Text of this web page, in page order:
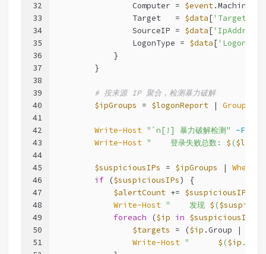
32
33
34
35
36
37
38
39
40
41
42
43
44
45
46
47
48
49
50
51
                Computer =
$event
                Target   =
$data[
                SourceIP =
$data['IpAddress'
                LogonType =
$data[
            }
        }
# 按来源 IP 聚合，检测暴力破解
$ipGroups = $logonReport | Group-
Write-Host "`n[!] 暴力破解检测"
-
Write-Host "    登录失败总数: $ (
$suspiciousIPs = $ipGroups | Where-
if ($suspiciousIPs) {
$alertCount += $suspiciousIPs
Write-Host "    发现 $ (
foreach ($ip in $suspiciousIPs
$targets = ($ip .Group |
Write-Host " $ ($ip